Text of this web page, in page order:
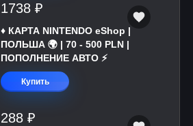
1738 ₽
♦️ КАРТА NINTENDO eShop |
ПОЛЬША 🌍 | 70 - 500 PLN |
ПОПОЛНЕНИЕ АВТО ⚡
Купить
288 ₽